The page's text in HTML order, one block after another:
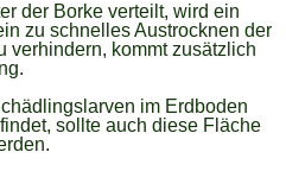
der Borke verteilt, wird ein
zu schnelles Austrocknen der
verhindern, kommt zusätzlich
im Erdboden
sollte auch diese Fläche